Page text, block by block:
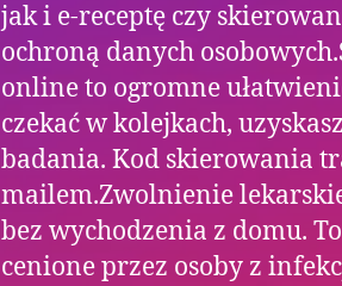
jak i e-receptę czy
ochroną danych
online to ogromne
czekać w kolejkach,
badania. Kod skierowania
mailem.Zwolnienie
bez wychodzenia z domu.
cenione przez osoby z